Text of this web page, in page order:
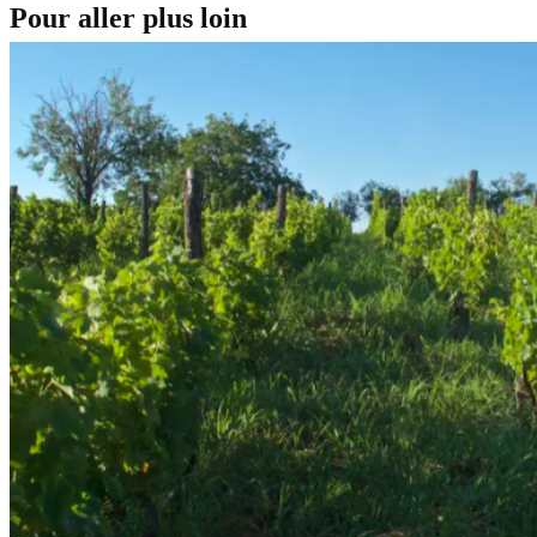
Pour aller plus loin